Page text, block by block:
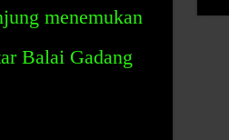
menemukan
Balai Gadang